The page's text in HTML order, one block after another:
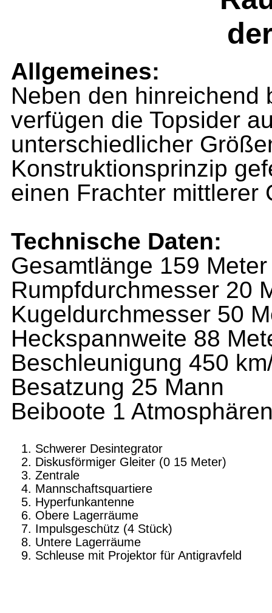
Allgemeines:
Neben den hinreichend
verfügen die Topsider
unterschiedlicher
Konstruktionsprinzip
einen Frachter mittlerer
Technische Daten:
Gesamtlänge 159
Rumpfdurchmesser 20
Kugeldurchmesser 50
Heckspannweite 88
Beschleunigung 450
Besatzung 25 Mann
Beiboote 1
Schwerer Desintegrator
Diskusförmiger Gleiter (0 15 Meter)
Zentrale
Mannschaftsquartiere
Hyperfunkantenne
Obere Lagerräume
Impulsgeschütz (4 Stück)
Untere Lagerräume
Schleuse mit Projektor für Antigravfeld